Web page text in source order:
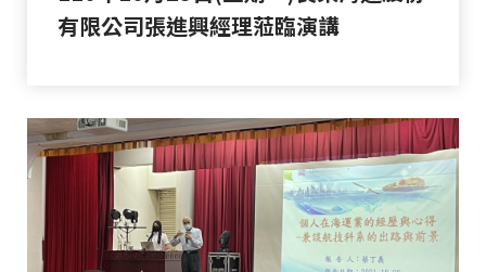
有限公司張進興經理蒞臨演講